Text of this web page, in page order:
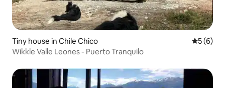
Tiny house in Chile Chico
5 (6)
Wikkle Valle Leones - Puerto Tranquilo